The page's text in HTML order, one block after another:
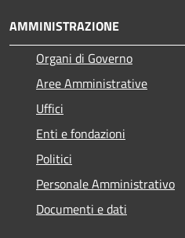
AMMINISTRAZIONE
Organi di Governo
Aree Amministrative
Uffici
Enti e fondazioni
Politici
Personale Amministrativo
Documenti e dati